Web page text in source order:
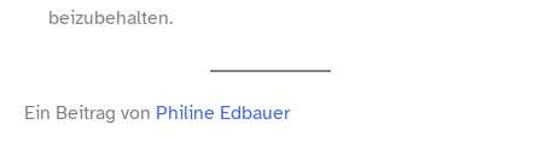
beizubehalten.
Ein Beitrag von Philine Edbauer